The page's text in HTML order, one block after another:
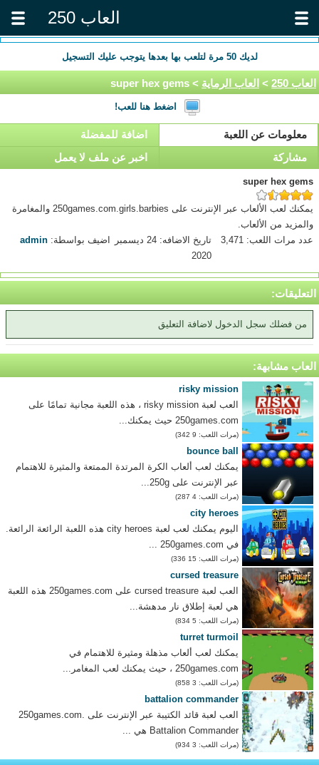
العاب 250
لديك50 مرة لتلعب بها بعدها يتوجب عليك التسجيل
العاب 250 > العاب الرماية > super hex gems
اضغط هنا للعب!
معلومات عن اللعبة
اضافة للمفضلة
مشاركة
اخبر عن ملف لا يعمل
super hex gems
يمكنك لعب الألعاب عبر الإنترنت على 250games.com.girls.barbies والمغامرة
والمزيد من الألعاب.
عدد مرات اللعب: 3,471
تاريخ الاضافه: 24 ديسمبر
2020
اضيف بواسطة:admin
التعليقات:
من فضلك سجل الدخول لاضافة التعليق
العاب مشابهة:
risky mission
العب لعبة risky mission ، هذه اللعبة مجانية تمامًا على
250games.com حيث يمكنك...
(مرات اللعب: 9 342)
bounce ball
يمكنك لعب ألعاب الكرة المرتدة الممتعة والمثيرة للاهتمام
عبر الإنترنت على 250g...
(مرات اللعب: 4 287)
city heroes
اليوم يمكنك لعب لعبة city heroes هذه اللعبة الرائعة الرائعة.
في 250games.com ...
(مرات اللعب: 15 336)
cursed treasure
العب لعبة cursed treasure على 250games.com هذه اللعبة
هي لعبة إطلاق نار مدهشة...
(مرات اللعب: 5 834)
turret turmoil
يمكنك لعب ألعاب مذهلة ومثيرة للاهتمام في
250games.com ، حيث يمكنك لعب المغامر...
(مرات اللعب: 3 858)
battalion commander
العب لعبة قائد الكتيبة عبر الإنترنت على 250games.com.
Battalion Commander هي ...
(مرات اللعب: 3 934)